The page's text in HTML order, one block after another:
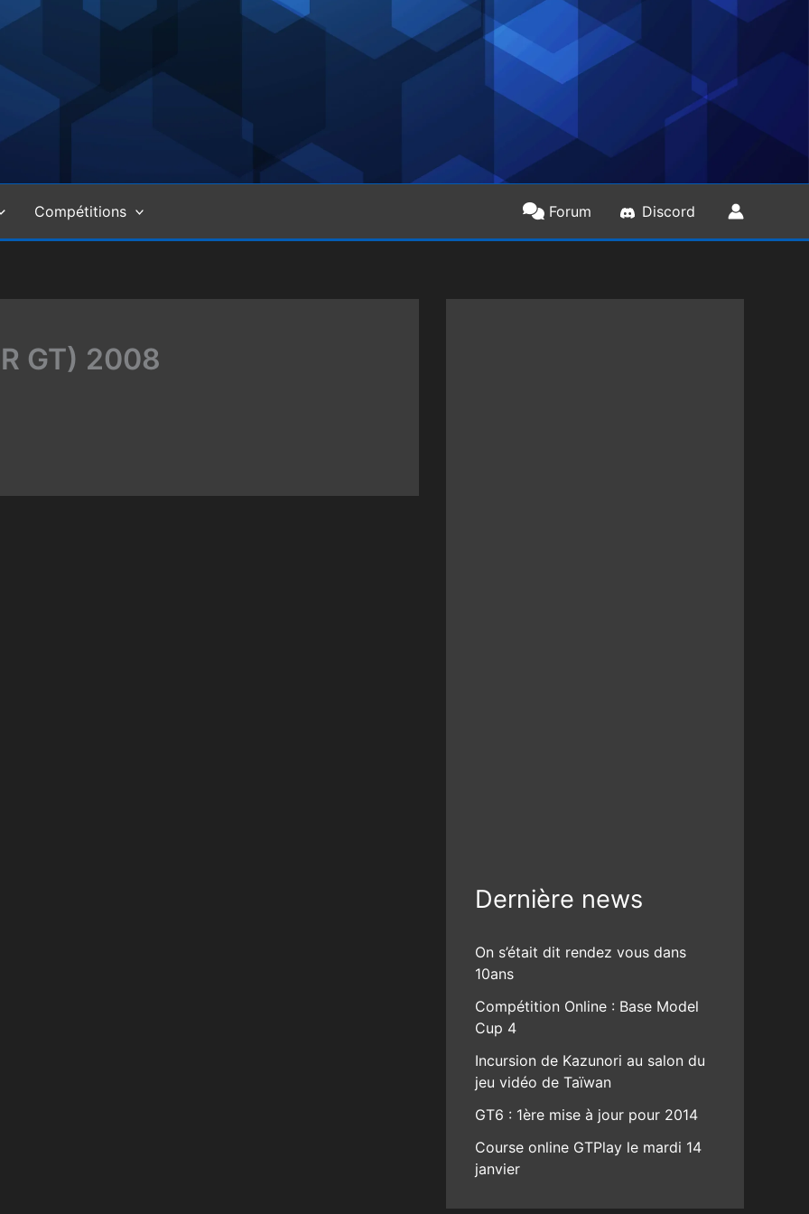
Compétitions Forum Discord
GT) 2008
Dernière news
On s’était dit rendez vous dans
10ans
Compétition Online : Base Model
Cup 4
Incursion de Kazunori au salon du
jeu vidéo de Taïwan
GT6 : 1ère mise à jour pour 2014
Course online GTPlay le mardi 14
janvier